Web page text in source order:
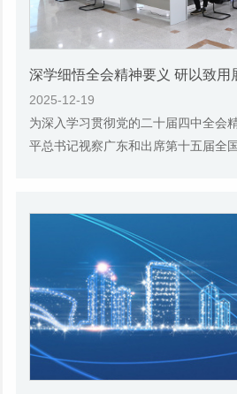
2025-12-19
为深入学习贯彻党的二十届四中全会
平总书记视察广东和出席第十五届全